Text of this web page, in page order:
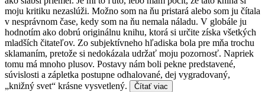
moju kritiku nezaslúži. Možno som na ňu pristará alebo som ju čítala
v nesprávnom čase, kedy som na ňu nemala náladu. V globále ju
hodnotím ako dobrú originálnu knihu, ktorá si určite získa všetkých
mladších čitateľov. Zo subjektívneho hľadiska bola pre mňa trochu
sklamaním, pretože si nedokázala udržať moju pozornosť. Napriek
tomu má mnoho plusov. Postavy nám boli pekne predstavené,
súvislosti a zápletka postupne odhalované, dej vygradovaný,
„knižný svet“ krásne vysvetlený.
Čítať viac